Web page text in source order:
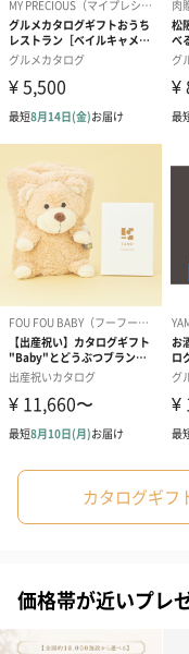
祝）（110円）
出産祝いちょい足し
出産祝いギフトへの＋α
しいギフトオプションを
商品と同梱してお届け
絵本&うさぎ（ピンク）
（2,702円）
結婚祝いちょい足し
商品と同梱してお届けい
カタログギフ
価格帯が近いプレ